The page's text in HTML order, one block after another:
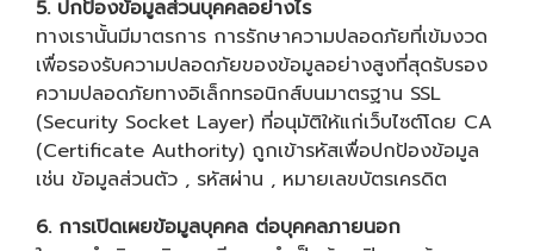
5. ปกป้องข้อมูลส่วนบุคคลอย่างไร
ทางเรานั้นมีมาตรการ การรักษาความปลอดภัยที่เข้มงวด
เพื่อรองรับความปลอดภัยของข้อมูลอย่างสูงที่สุดรับรอง
ความปลอดภัยทางอิเล็กทรอนิกส์บนมาตรฐาน SSL
(Security Socket Layer) ที่อนุมัติให้แก่เว็บไซต์โดย CA
(Certificate Authority) ถูกเข้ารหัสเพื่อปกป้องข้อมูล
เช่น ข้อมูลส่วนตัว , รหัสผ่าน , หมายเลขบัตรเครดิต
6. การเปิดเผยข้อมูลบุคคล ต่อบุคคลภายนอก